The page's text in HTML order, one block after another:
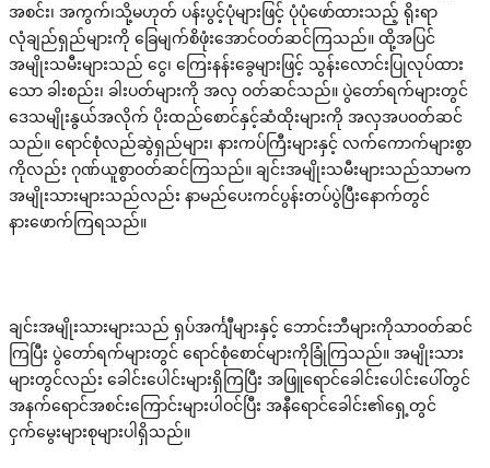
အစင်း၊ အကွက်၊သို့မဟုတ် ပန်းပွင့်ပုံများဖြင့် ပုံပုံဖော်ထားသည့် ရိုးရာ
လုံချည်ရှည်များကို ခြေမျက်စိဖုံးအောင်ဝတ်ဆင်ကြသည်။ ထို့အပြင်
အမျိုးသမီးများသည် ငွေ၊ ကြေးနန်းခွေများဖြင့် သွန်းလောင်းပြုလုပ်ထား
သော ခါးစည်း၊ ခါးပတ်များကို အလှ ဝတ်ဆင်သည်။ ပွဲတော်ရက်များတွင်
ဒေသမျိုးနွယ်အလိုက် ပိုးထည်စောင်နှင့်ဆံထိုးများကို အလှအပဝတ်ဆင်
သည်။ ရောင်စုံလည်ဆွဲရှည်များ၊ နားကပ်ကြီးများနှင့် လက်ကောက်များစွာ
ကိုလည်း ဂုဏ်ယူစွာဝတ်ဆင်ကြသည်။ ချင်းအမျိုးသမီးများသည်သာမက
အမျိုးသားများသည်လည်း နာမည်ပေးကင်ပွန်းတပ်ပွဲပြီးနောက်တွင်
နားဖောက်ကြရသည်။
ချင်းအမျိုးသားများသည် ရှပ်အင်္ကျီများနှင့် ဘောင်းဘီများကိုသာဝတ်ဆင်
ကြပြီး ပွဲတော်ရက်များတွင် ရောင်စုံစောင်များကိုခြုံကြသည်။ အမျိုးသား
များတွင်လည်း ခေါင်းပေါင်းများရှိကြပြီး အဖြူရောင်ခေါင်းပေါင်းပေါ်တွင်
အနက်ရောင်အစင်းကြောင်းများပါဝင်ပြီး အနီရောင်ခေါင်း၏ရှေ့တွင်
ငှက်မွေးများစုများပါရှိသည်။